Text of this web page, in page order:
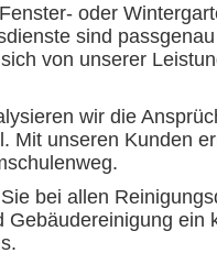
oder
sind
von unserer
wir die
Mit unseren Kunden
bei allen
ein